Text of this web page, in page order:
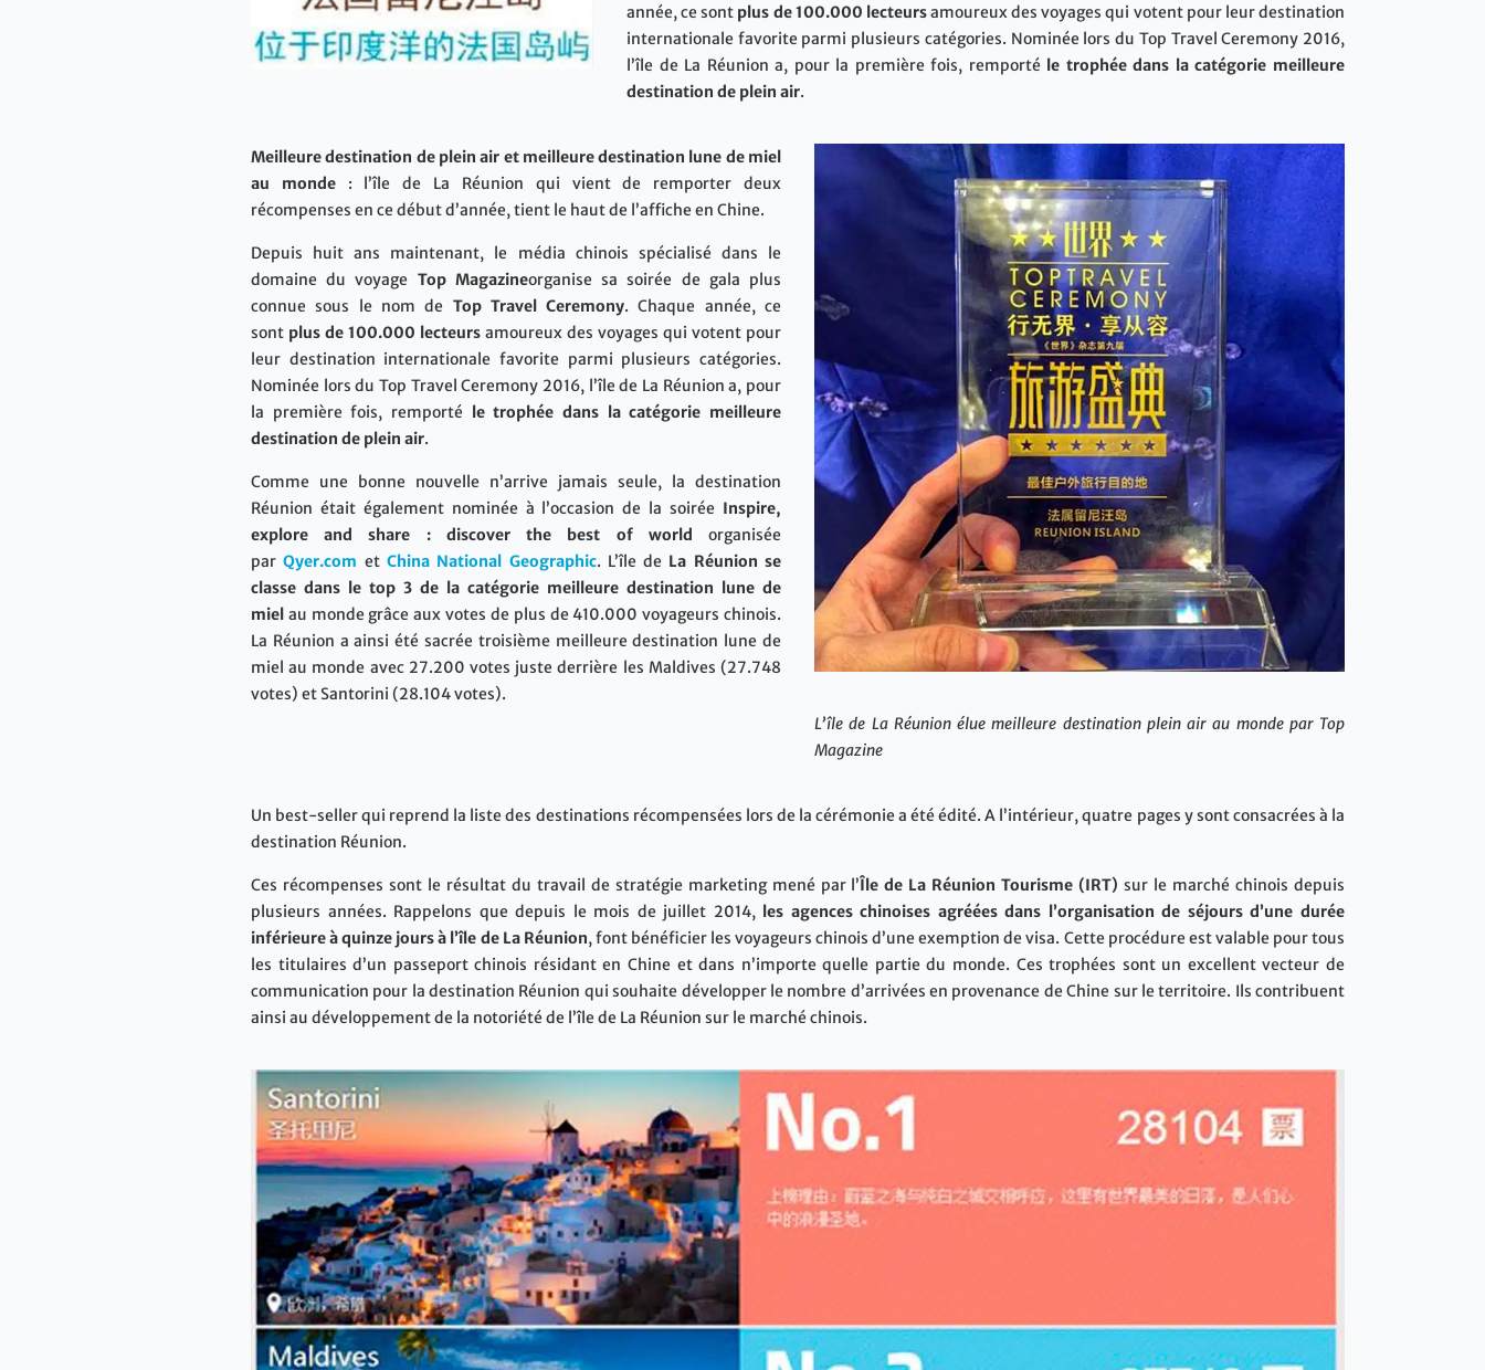
année, ce sont plus de 100.000 lecteursamoureux des voyages qui votent pour leur destination
internationale favorite parmi plusieurs catégories. Nominée lors du Top Travel Ceremony 2016,
l’île de La Réunion a, pour la première fois, remporté le trophée dans la catégorie meilleure
destination de plein air.
Meilleure destination de plein air et meilleure destination lune de miel
au monde: l’île de La Réunion qui vient de remporter deux
récompenses en ce début d’année, tient le haut de l’affiche en Chine.
Depuis huit ans maintenant, le média chinois spécialisé dans le
domaine du voyage Top Magazineorganise sa soirée de gala plus
connue sous le nom de Top Travel Ceremony. Chaque année, ce
sont plus de 100.000 lecteurs amoureux des voyages qui votent pour
leur destination internationale favorite parmi plusieurs catégories.
Nominée lors du Top Travel Ceremony 2016, l’île de La Réunion a, pour
la première fois, remporté le trophée dans la catégorie meilleure
destination de plein air.
Comme une bonne nouvelle n’arrive jamais seule, la destination
Réunion était également nominée à l’occasion de la soirée Inspire,
explore and share : discover the best of world organisée
parQyer.com et China National Geographic. L’île de La Réunion se
classe dans le top 3 de la catégorie meilleure destination lune de
miel au monde grâce aux votes de plus de 410.000 voyageurs chinois.
La Réunion a ainsi été sacrée troisième meilleure destination lune de
miel au monde avec 27.200 votes juste derrière les Maldives (27.748
votes) et Santorini (28.104 votes).
L’île de La Réunion élue meilleure destination plein air au monde par Top
Magazine
Un best-seller qui reprend la liste des destinations récompensées lors de la cérémonie a été édité. A l’intérieur, quatre pages y sont consacrées à la
destination Réunion.
Ces récompenses sont le résultat du travail de stratégie marketing mené par l’Île de La Réunion Tourisme (IRT) sur le marché chinois depuis
plusieurs années. Rappelons que depuis le mois de juillet 2014, les agences chinoises agréées dans l’organisation de séjours d’une durée
inférieure à quinze jours à l’île de La Réunion, font bénéficier les voyageurs chinois d’une exemption de visa. Cette procédure est valable pour tous
les titulaires d’un passeport chinois résidant en Chine et dans n’importe quelle partie du monde. Ces trophées sont un excellent vecteur de
communication pour la destination Réunion qui souhaite développer le nombre d’arrivées en provenance de Chine sur le territoire. Ils contribuent
ainsi au développement de la notoriété de l’île de La Réunion sur le marché chinois.